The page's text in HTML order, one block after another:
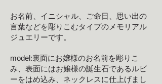
お名前、イニシャル、ご命日、思い出の
言葉などを彫りこむタイプのメモリアル
ジュエリーです。 ​
model:裏面にお嬢様のお名前を彫りこ
み、表面にはお嬢様の誕生石であるルビ
ーをはめ込み、ネックレスに仕上げまし